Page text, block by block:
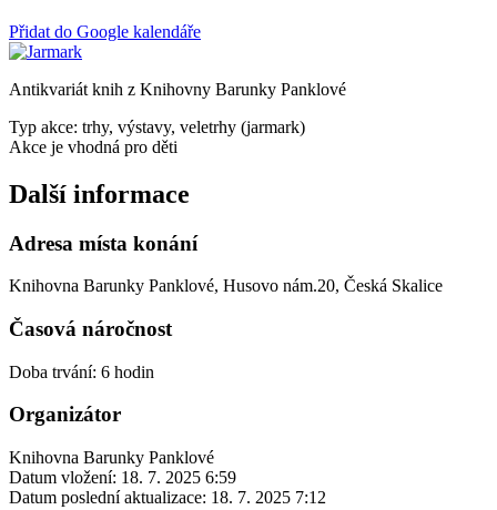
Přidat do Google kalendáře
Antikvariát knih z Knihovny Barunky Panklové
Typ akce: trhy, výstavy, veletrhy (jarmark)
Akce je vhodná pro děti
Další informace
Adresa místa konání
Knihovna Barunky Panklové, Husovo nám.20, Česká Skalice
Časová náročnost
Doba trvání: 6 hodin
Organizátor
Knihovna Barunky Panklové
Datum vložení: 18. 7. 2025 6:59
Datum poslední aktualizace: 18. 7. 2025 7:12